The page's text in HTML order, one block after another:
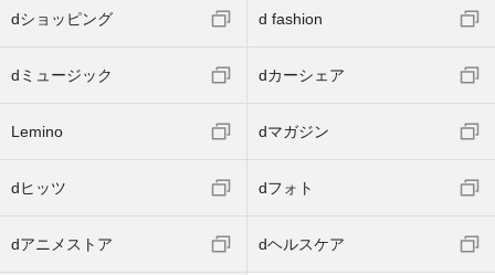
dショッピング d fashion
dミュージック dカーシェア
Lemino dマガジン
dヒッツ dフォト
dアニメストア dヘルスケア